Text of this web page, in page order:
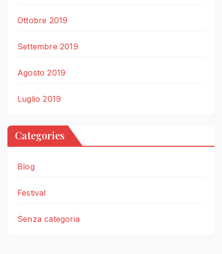
Ottobre 2019
Settembre 2019
Agosto 2019
Luglio 2019
Categories
Blog
Festival
Senza categoria